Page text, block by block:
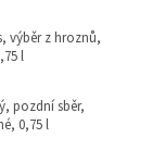
výběr z hroznů,
l
pozdní sběr,
0,75 l